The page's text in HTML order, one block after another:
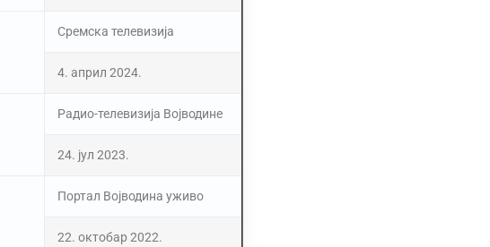
Сремска телевизија
4. април 2024.
Радио-телевизија Војводине
24. јул 2023.
Портал Војводина уживо
22. октобар 2022.